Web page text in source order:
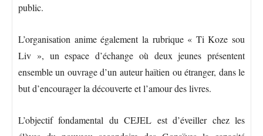
public.
L’organisation anime également la rubrique « Ti Koze sou
Liv », un espace d’échange où deux jeunes présentent
ensemble un ouvrage d’un auteur haïtien ou étranger, dans le
but d’encourager la découverte et l’amour des livres.
L’objectif fondamental du CEJEL est d’éveiller chez les